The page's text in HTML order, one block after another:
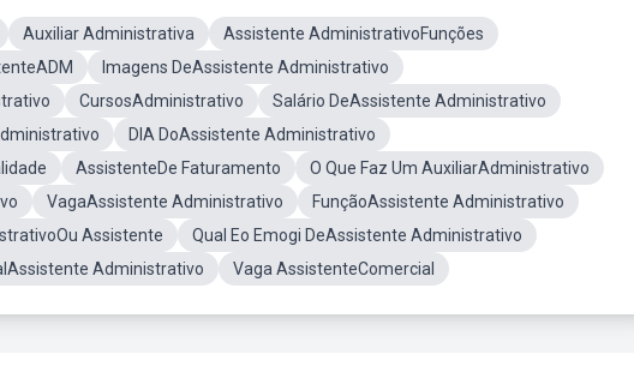
Auxiliar Administrativa
Assistente AdministrativoFunções
Imagens DeAssistente Administrativo
CursosAdministrativo
Salário DeAssistente Administrativo
DIA DoAssistente Administrativo
AssistenteDe Faturamento
O Que Faz Um AuxiliarAdministrativo
VagaAssistente Administrativo
FunçãoAssistente Administrativo
Assistente
Qual Eo Emogi DeAssistente Administrativo
Administrativo Vaga AssistenteComercial